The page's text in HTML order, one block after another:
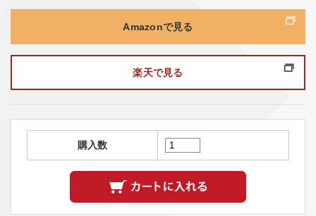
Amazonで見る
楽天で見る
購入数